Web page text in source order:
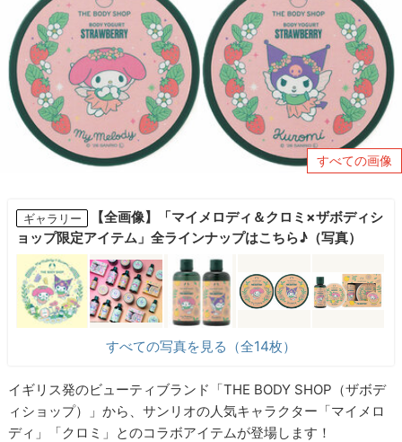
すべての画像
ギャラリー
【全画像】「マイメロディ＆クロミ×ザボディシ
ョップ限定アイテム」全ラインナップはこちら♪（写真）
すべての写真を見る（全14枚）
イギリス発のビューティブランド「THE BODY SHOP（ザボデ
ィショップ）」から、サンリオの人気キャラクター「マイメロ
ディ」「クロミ」とのコラボアイテムが登場します！